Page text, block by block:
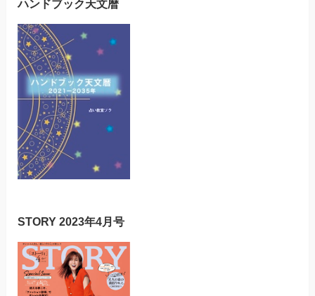
ハンドブック天文暦
STORY 2023年4月号